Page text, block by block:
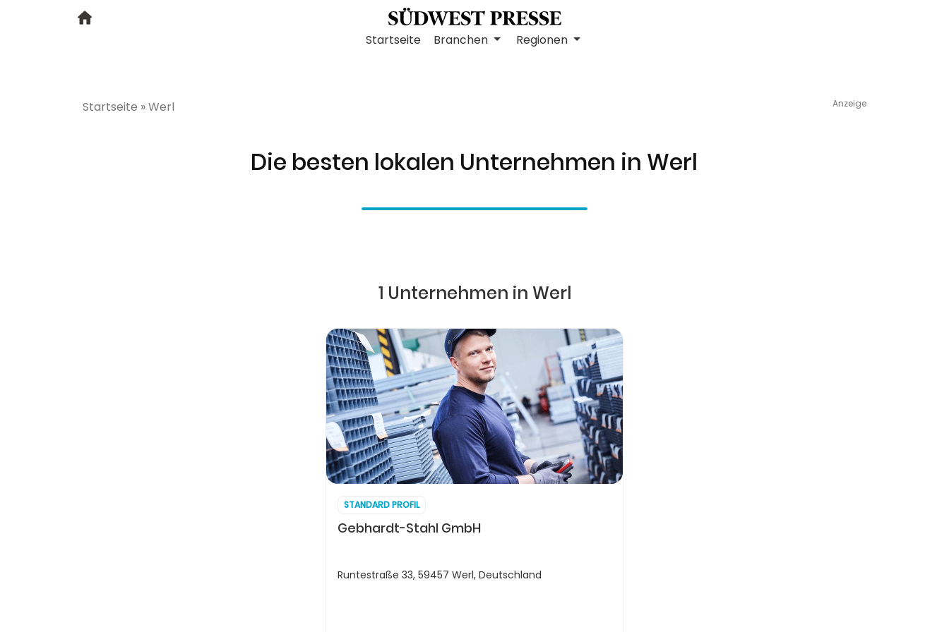
Startseite Branchen Regionen
Startseite »Werl Anzeige
Die besten lokalen Unternehmen in Werl
1 Unternehmen in Werl
STANDARD PROFIL
Gebhardt-Stahl GmbH
Runtestraße 33, 59457 Werl, Deutschland